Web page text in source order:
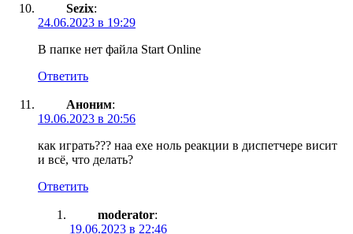
Sezix:
24.06.2023 в 19:29
В папке нет файла Start Online
Ответить
Аноним:
19.06.2023 в 20:56
как играть??? наа exe ноль реакции в диспетчере висит
и всё, что делать?
Ответить
moderator:
19.06.2023 в 22:46